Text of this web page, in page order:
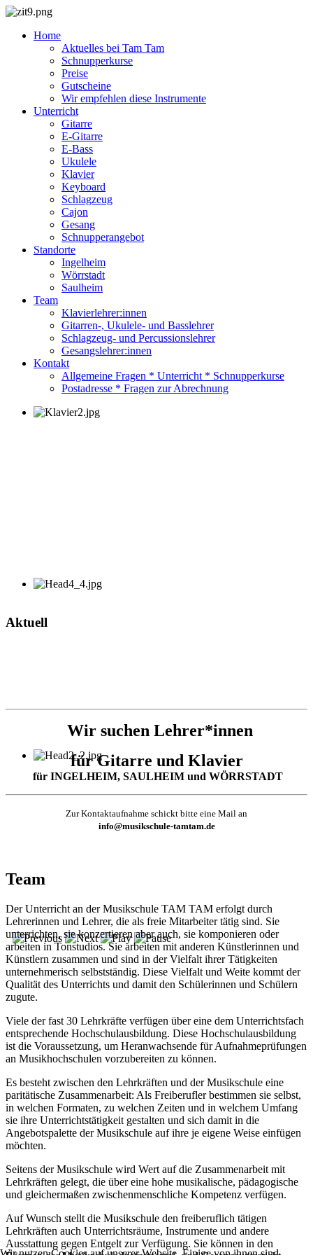
Home
Aktuelles bei Tam Tam
Schnupperkurse
Preise
Gutscheine
Wir empfehlen diese Instrumente
Unterricht
Gitarre
E-Gitarre
E-Bass
Ukulele
Klavier
Keyboard
Schlagzeug
Cajon
Gesang
Schnupperangebot
Standorte
Ingelheim
Wörrstadt
Saulheim
Team
Klavierlehrer:innen
Gitarren-, Ukulele- und Basslehrer
Schlagzeug- und Percussionslehrer
Gesangslehrer:innen
Kontakt
Allgemeine Fragen * Unterricht * Schnupperkurse
Postadresse * Fragen zur Abrechnung
Aktuell
Wir suchen Lehrer*innen
für Gitarre und Klavier
für INGELHEIM, SAULHEIM und WÖRRSTADT
Zur Kontaktaufnahme schickt bitte eine Mail an
info@musikschule-tamtam.de
Team
Der Unterricht an der Musikschule TAM TAM erfolgt durch
Lehrerinnen und Lehrer, die als freie Mitarbeiter tätig sind. Sie
unterrichten, sie konzertieren aber auch, sie komponieren oder
arbeiten in Tonstudios. Sie arbeiten mit anderen Künstlerinnen und
Künstlern zusammen und sind in der Vielfalt ihrer Tätigkeiten
unternehmerisch selbstständig. Diese Vielfalt und Weite kommt der
Qualität des Unterrichts und damit den Schülerinnen und Schülern
zugute.
Viele der fast 30 Lehrkräfte verfügen über eine dem Unterrichtsfach
entsprechende Hochschulausbildung. Diese Hochschulausbildung
ist die Voraussetzung, um Heranwachsende für Aufnahmeprüfungen
an Musikhochschulen vorzubereiten zu können.
Es besteht zwischen den Lehrkräften und der Musikschule eine
paritätische Zusammenarbeit: Als Freiberufler bestimmen sie selbst,
in welchen Formaten, zu welchen Zeiten und in welchem Umfang
sie ihre Unterrichtstätigkeit gestalten und sich damit in die
Angebotspalette der Musikschule auf ihre je eigene Weise einfügen
möchten.
Seitens der Musikschule wird Wert auf die Zusammenarbeit mit
Lehrkräften gelegt, die über eine hohe musikalische, pädagogische
und gleichermaßen zwischenmenschliche Kompetenz verfügen.
Auf Wunsch stellt die Musikschule den freiberuflich tätigen
Lehrkräften auch Unterrichtsräume, Instrumente und andere
Ausstattung gegen Entgelt zur Verfügung. Sie können in den